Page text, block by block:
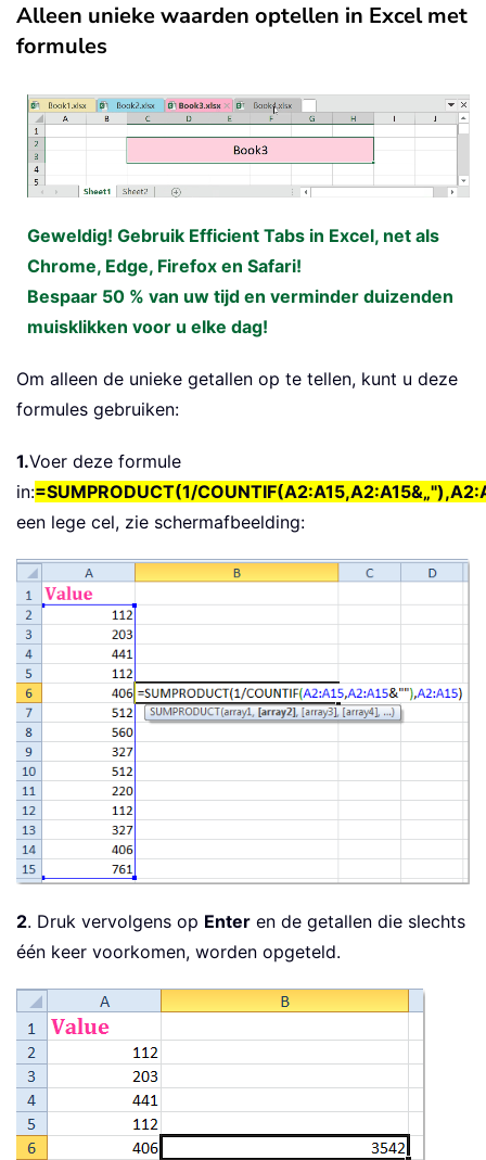
Alleen unieke waarden optellen in Excel met
formules
Geweldig! Gebruik Efficient Tabs in Excel, net als
Chrome, Edge, Firefox en Safari!
Bespaar 50 % van uw tijd en verminder duizenden
muisklikken voor u elke dag!
Om alleen de unieke getallen op te tellen, kunt u deze
formules gebruiken:
1.Voer deze formule
in:=SUMPRODUCT(1/
een lege cel, zie schermafbeelding:
2. Druk vervolgens op Enter en de getallen die slechts
één keer voorkomen, worden opgeteld.